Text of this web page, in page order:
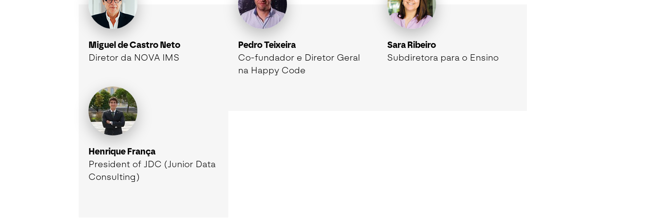
Miguel de Castro Neto
Diretor da NOVA IMS
Pedro Teixeira
Co-fundador e Diretor Geral
na Happy Code
Sara Ribeiro
Subdiretora para o Ensino
Henrique França
President of JDC (Junior Data
Consulting)